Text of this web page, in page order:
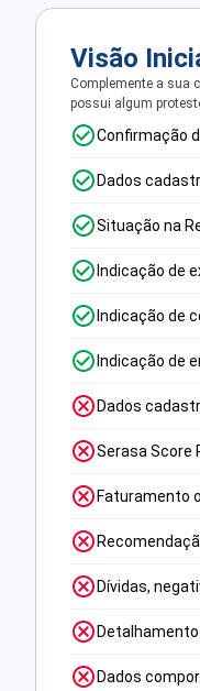
Visão
Complemente a sua
possui algum
Confirmação
Dados
Situação na
Indicação de
Indicação de
Indicação de
Dados
Serasa Score
Faturamento
Dívidas,
Dados